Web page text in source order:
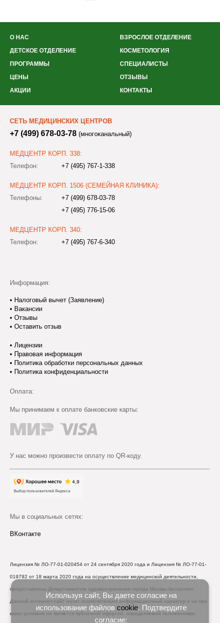
О НАС
ВЗРОСЛОЕ ОТДЕЛЕНИЕ
ДЕТСКОЕ ОТДЕЛЕНИЕ
КОСМЕТОЛОГИЯ
ПРОГРАММЫ
СПЕЦИАЛИСТЫ
ЦЕНЫ
ОТЗЫВЫ
АКЦИИ
КОНТАКТЫ
СЕТЬ МЕДИЦИНСКИХ ЦЕНТРОВ
+7 (499) 678-03-78 (многоканальный)
МЕДЦЕНТР КОРП. 338:
Телефон:
+7 (495) 767-1-338
МЕДЦЕНТР КОРП. 1506 (СЕМЕЙНАЯ КЛИНИКА):
Телефоны:
+7 (499) 678-03-78
+7 (495) 776-15-06
МЕДЦЕНТР КОРП. 340:
Телефон:
+7 (495) 767-6-340
Информация:
• Налоговый вычет (Заявление)
• Вакансии
• Отзывы
• Оставить отзыв
• Лицензии
• Правовая информация
• Политика обработки персональных данных
• Политика конфиденциальности
Оплата:
Мы принимаем к оплате банковские карты:
У нас можно произвести оплату по QR-коду.
Мы в социальных сетях:
ВКонтакте
Лицензия № ЛО-77-01-020454 от 24 сентября 2020 года и Лицензия № ЛО-77-01-
019792 от 18 марта 2020 года на осуществление медицинской деятельности,
предоставлены Департаментом здравоохранения города Москвы бессрочно.
Данный интернет-сайт носит исключительно информационный характер и ни при
каких условиях не является публичной офертой, определяемой положениями
Используя сайт, Вы даете согласие на
использование файлов cookie. Подтвердите
согласие: